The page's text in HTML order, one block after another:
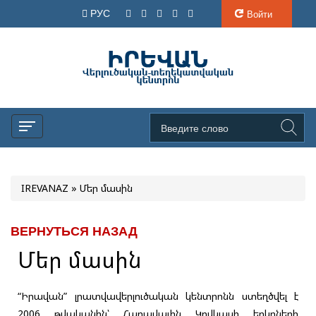
РУС Войти
IREVANAZ » Մեր մասին
ВЕРНУТЬСЯ НАЗАД
Մեր մասին
“Իրավան” լրատվավերլուծական կենտրոնն ստեղծվել է